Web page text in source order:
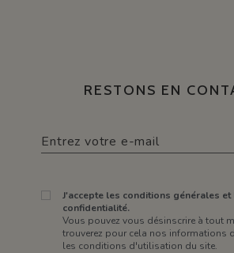
RESTONS EN
J'accepte les conditions générales
confidentialité.
Vous pouvez vous désinscrire à tout
trouverez pour cela nos informations
les conditions d'utilisation du site.